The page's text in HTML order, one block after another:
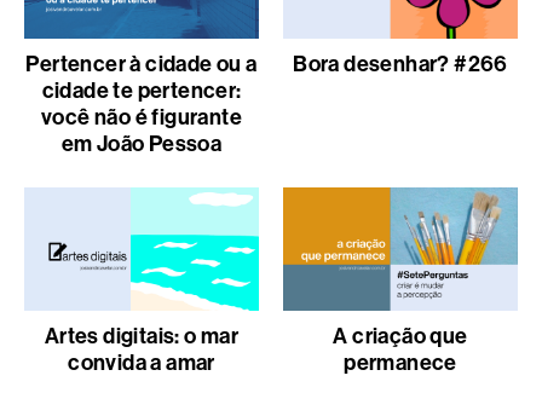
Pertencer à cidade ou a
cidade te pertencer:
você não é figurante
em João Pessoa
Bora desenhar? #266
Artes digitais: o mar
convida a amar
A criação que
permanece